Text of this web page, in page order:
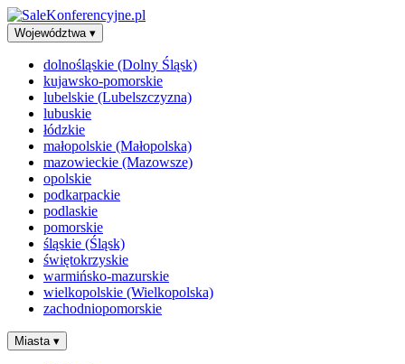
Województwa ▾
dolnośląskie (Dolny Śląsk)
kujawsko-pomorskie
lubelskie (Lubelszczyzna)
lubuskie
łódzkie
małopolskie (Małopolska)
mazowieckie (Mazowsze)
opolskie
podkarpackie
podlaskie
pomorskie
śląskie (Śląsk)
świętokrzyskie
warmińsko-mazurskie
wielkopolskie (Wielkopolska)
zachodniopomorskie
Miasta ▾